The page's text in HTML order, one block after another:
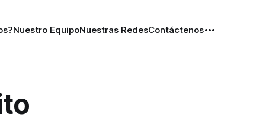
Nuestro EquipoNuestras RedesContáctenos